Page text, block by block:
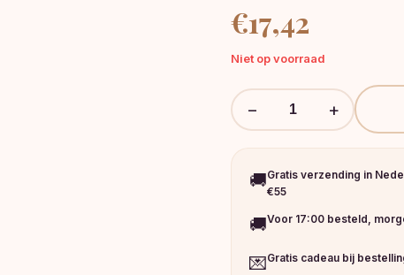
€17,42
Niet op voorraad
− +
🚚Gratis verzending in
€55
🚚Voor 17:00 besteld,
💌Gratis cadeau bij